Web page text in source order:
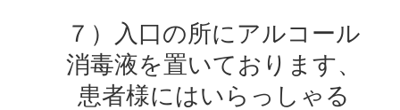
７）入口の所にアルコール
消毒液を置いております、
患者様にはいらっしゃる